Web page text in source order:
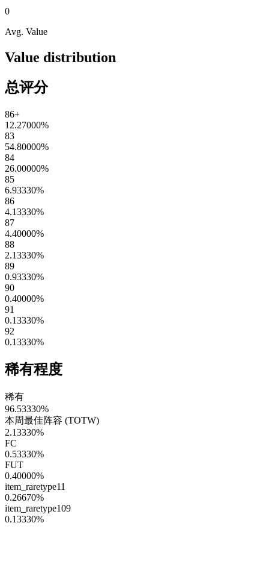
0
Avg. Value
Value distribution
总评分
86+
12.27000%
83
54.80000%
84
26.00000%
85
6.93330%
86
4.13330%
87
4.40000%
88
2.13330%
89
0.93330%
90
0.40000%
91
0.13330%
92
0.13330%
稀有程度
稀有
96.53330%
本周最佳阵容 (TOTW)
2.13330%
FC
0.53330%
FUT
0.40000%
item_raretype11
0.26670%
item_raretype109
0.13330%